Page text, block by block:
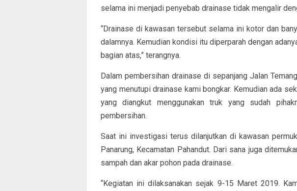
selama ini menjadi penyebab drainase tidak mengalir
“Drainase di kawasan tersebut selama ini kotor dan
dalamnya. Kemudian kondisi itu diperparah dengan
bagian atas,” terangnya.
Dalam pembersihan drainase di sepanjang Jalan
yang menutupi drainase kami bongkar. Kemudian ada
yang diangkut menggunakan truk yang sudah
pembersihan.
Saat ini investigasi terus dilanjutkan di kawasan
Panarung, Kecamatan Pahandut. Dari sana juga
sampah dan akar pohon pada drainase.
“Kegiatan ini dilaksanakan sejak 9-15 Maret 2019.